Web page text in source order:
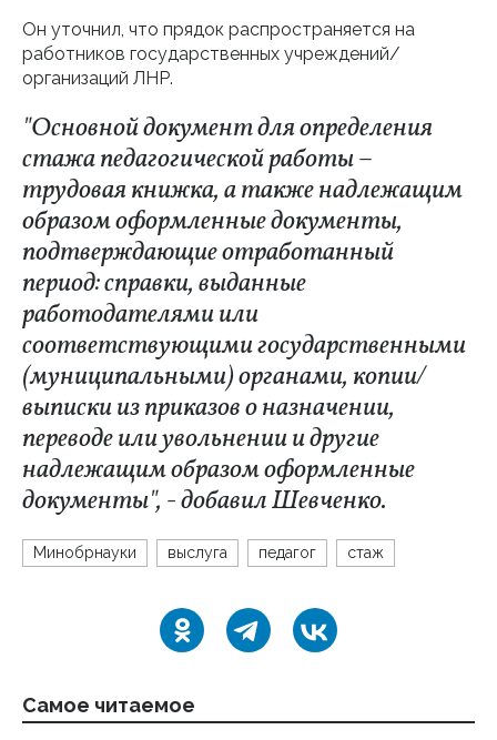
Он уточнил, что прядок распространяется на
работников государственных учреждений/
организаций ЛНР.
"Основной документ для определения
стажа педагогической работы –
трудовая книжка, а также надлежащим
образом оформленные документы,
подтверждающие отработанный
период: справки, выданные
работодателями или
соответствующими государственными
(муниципальными) органами, копии/
выписки из приказов о назначении,
переводе или увольнении и другие
надлежащим образом оформленные
документы", - добавил Шевченко.
Минобрнауки выслуга педагог стаж
Самое читаемое